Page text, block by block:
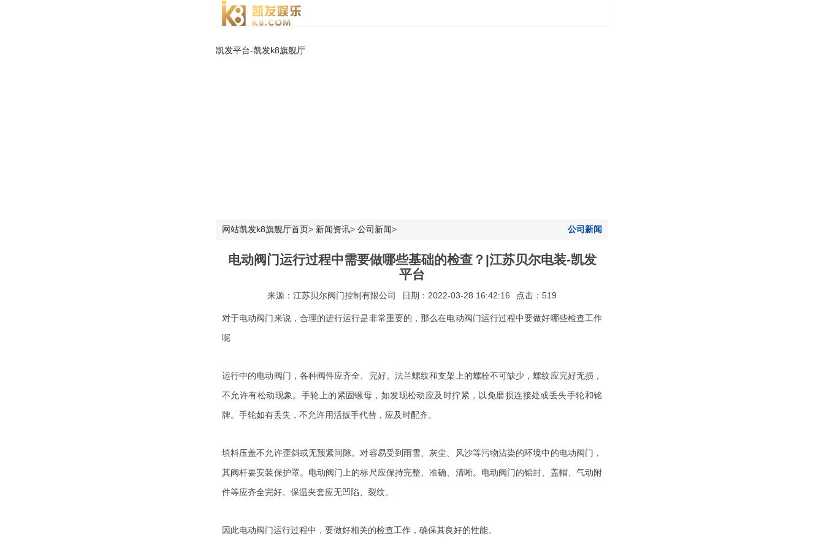
凯发平台-凯发k8旗舰厅
网站凯发k8旗舰厅首页> 新闻资讯> 公司新闻> 公司新闻
电动阀门运行过程中需要做哪些基础的检查？|江苏贝尔电装-凯发
平台
来源：江苏贝尔阀门控制有限公司 日期：2022-03-28 16:42:16 点击：519
对于电动阀门来说，合理的进行运行是非常重要的，那么在电动阀门运行过程中要做好哪些检查工作
呢
运行中的电动阀门，各种阀件应齐全、完好。法兰螺纹和支架上的螺栓不可缺少，螺纹应完好无损，
不允许有松动现象。手轮上的紧固螺母，如发现松动应及时拧紧，以免磨损连接处或丢失手轮和铭
牌。手轮如有丢失，不允许用活扳手代替，应及时配齐。
填料压盖不允许歪斜或无预紧间隙。对容易受到雨雪、灰尘、风沙等污物沾染的环境中的电动阀门，
其阀杆要安装保护罩。电动阀门上的标尺应保持完整、准确、清晰。电动阀门的铅封、盖帽、气动附
件等应齐全完好。保温夹套应无凹陷、裂纹。
因此电动阀门运行过程中，要做好相关的检查工作，确保其良好的性能。